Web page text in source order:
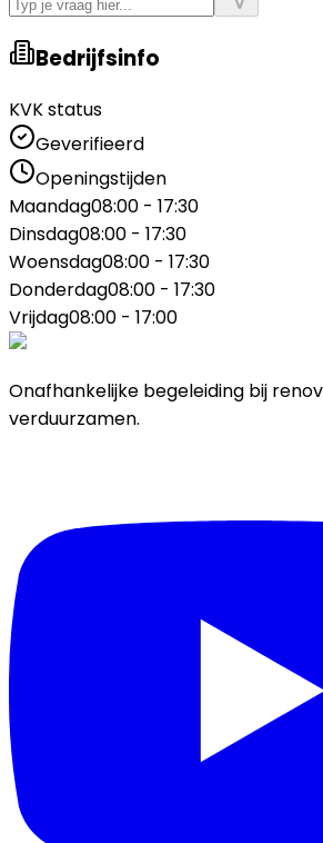
Bedrijfsinfo
KVK status
Geverifieerd
Openingstijden
Maandag08:00 - 17:30
Dinsdag08:00 - 17:30
Woensdag08:00 - 17:30
Donderdag08:00 - 17:30
Vrijdag08:00 - 17:00
Onafhankelijke begeleiding bij
verduurzamen.